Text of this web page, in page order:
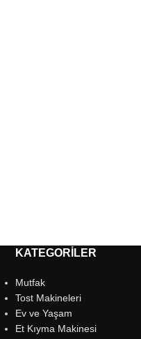
KATEGORILER
Mutfak
Tost Makineleri
Ev ve Yaşam
Et Kıyma Makinesi